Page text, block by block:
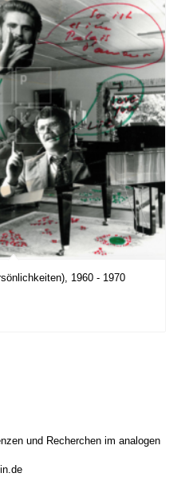
1960 - 1970
und Recherchen im analogen